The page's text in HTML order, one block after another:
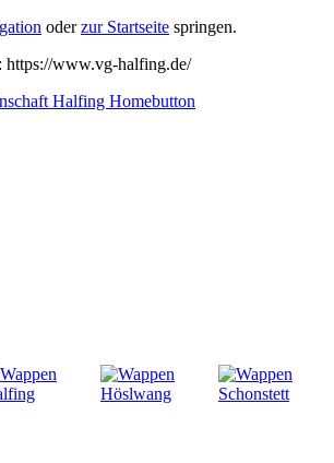
oderzur Startseite springen.
https://www.vg-halfing.de/